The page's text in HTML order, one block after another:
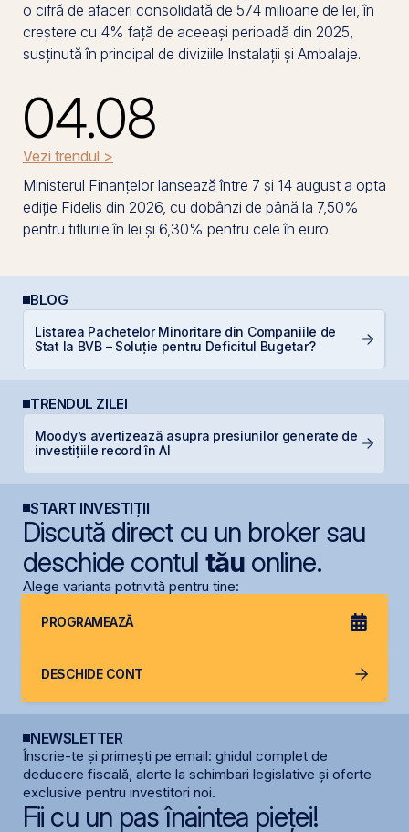
o cifră de afaceri consolidată de 574 milioane de lei, în
creștere cu 4% față de aceeași perioadă din 2025,
susținută în principal de diviziile Instalații și Ambalaje.
04.08
Vezi trendul >
Ministerul Finanțelor lansează între 7 și 14 august a opta
ediție Fidelis din 2026, cu dobânzi de până la 7,50%
pentru titlurile în lei și 6,30% pentru cele în euro.
BLOG
Listarea Pachetelor Minoritare din Companiile de
Stat la BVB – Soluție pentru Deficitul Bugetar?
TRENDUL ZILEI
Moody’s avertizează asupra presiunilor generate de
investițiile record în AI
START INVESTIȚII
Discută direct cu un broker sau
deschide contul tăuonline.
Alege varianta potrivită pentru tine:
PROGRAMEAZĂ
DESCHIDE CONT
NEWSLETTER
Înscrie-te și primești pe email: ghidul complet de
deducere fiscală, alerte la schimbari legislative și oferte
exclusive pentru investitori noi.
Fii cu un pas înaintea pieței!